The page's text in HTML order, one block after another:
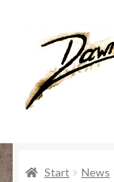
Navigation
springen
Inhalt
springen
BandStart News